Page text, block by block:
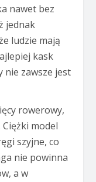
nawet bez
jednak
ludzie mają
kask
nie zawsze jest
rowerowy,
model
szyjne, co
nie powinna
a w